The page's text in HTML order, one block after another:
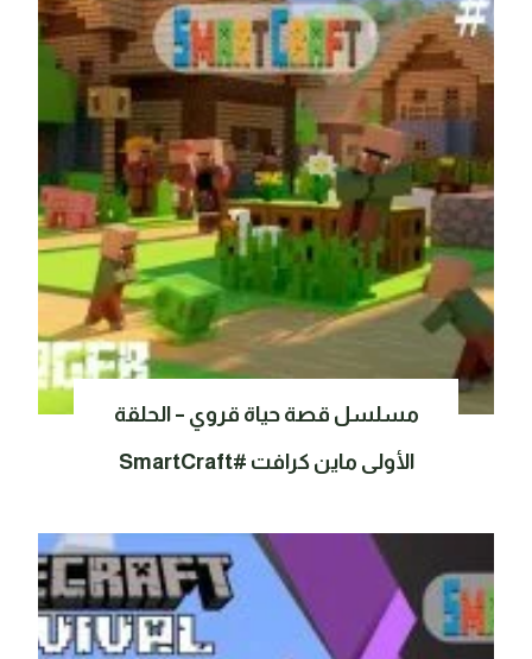
مسلسل قصة حياة قروي – الحلقة
الأولى ماين كرافت #SmartCraft